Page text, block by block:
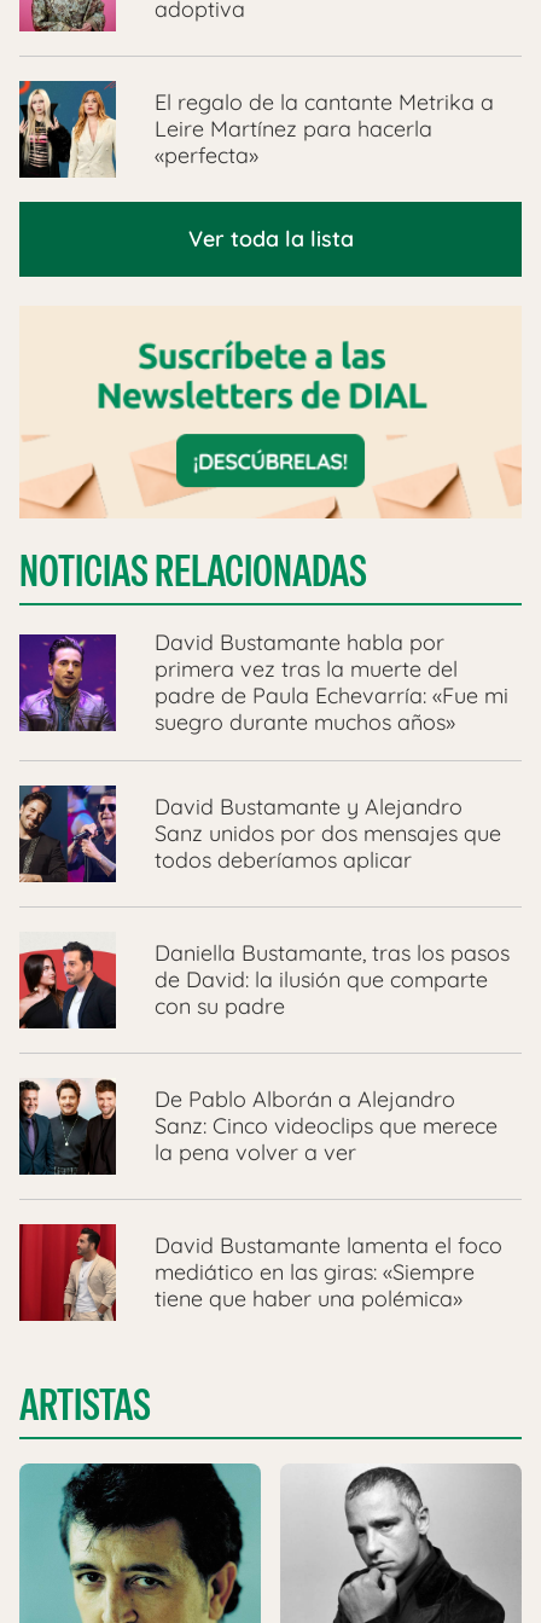
adoptiva
El regalo de la cantante Metrika a
Leire Martínez para hacerla
«perfecta»
Ver toda la lista
NOTICIAS RELACIONADAS
David Bustamante habla por
primera vez tras la muerte del
padre de Paula Echevarría: «Fue mi
suegro durante muchos años»
David Bustamante y Alejandro
Sanz unidos por dos mensajes que
todos deberíamos aplicar
Daniella Bustamante, tras los pasos
de David: la ilusión que comparte
con su padre
De Pablo Alborán a Alejandro
Sanz: Cinco videoclips que merece
la pena volver a ver
David Bustamante lamenta el foco
mediático en las giras: «Siempre
tiene que haber una polémica»
ARTISTAS